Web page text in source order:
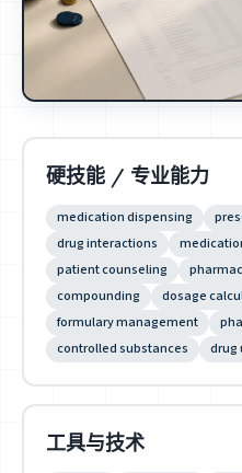
硬技能 / 专业能力
medication dispensing
drug interactions
patient counseling
compounding
dosage
formulary management
controlled substances
drug
工具与技术